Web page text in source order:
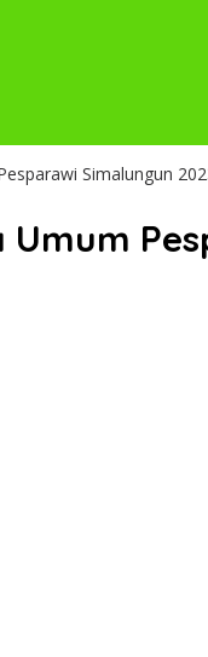
Simalungun